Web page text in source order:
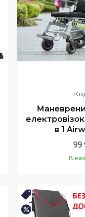
в 1
99
В
БЕЗКОШТОВНА
–5%